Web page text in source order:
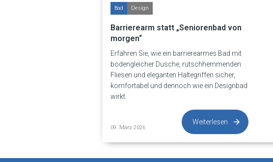
Bad Design
Barrierearm statt „Seniorenbad von
morgen“
Erfahren Sie, wie ein barrierearmes Bad mit
bodengleicher Dusche, rutschhemmenden
Fliesen und eleganten Haltegriffen sicher,
komfortabel und dennoch wie ein Designbad
wirkt.
09. März 2026
Weiterlesen